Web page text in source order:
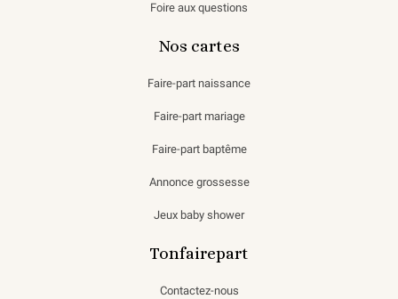
Foire aux questions
Nos cartes
Faire-part naissance
Faire-part mariage
Faire-part baptême
Annonce grossesse
Jeux baby shower
Tonfairepart
Contactez-nous